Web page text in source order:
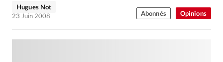
Actualité internationale
Chronique
Culture
Dossier
Génération réveil
Monde
Opinions
Hugues Not
23 Juin 2008
Abonnés